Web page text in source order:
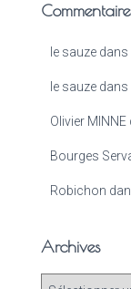
le sauze dans
le sauze dans
Olivier MINNE
Bourges
Robichon
Archives